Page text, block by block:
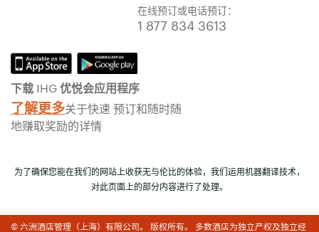
在线预订或电话预订：
1 877 834 3613
下载 IHG 优悦会应用程序
了解更多关于快速 预订和随时随
地赚取奖励的详情
为了确保您能在我们的网站上收获无与伦比的体验，我们运用机器翻译技术，
对此页面上的部分内容进行了处理。
© 六洲酒店管理（上海）有限公司。 版权所有。 多数酒店为独立产权及独立经